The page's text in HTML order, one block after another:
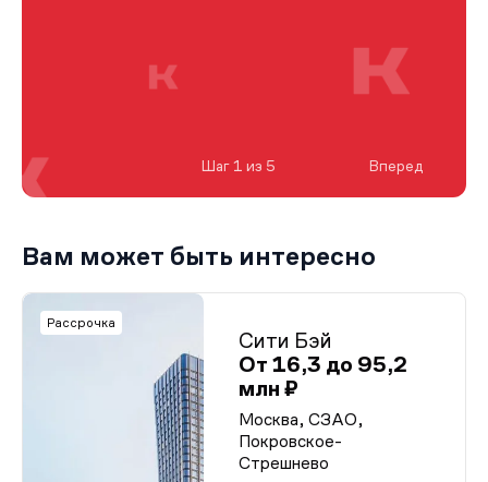
Шаг 1 из 5 Вперед
Вам может быть интересно
Рассрочка
Сити Бэй
От 16,3 до 95,2
млн ₽
Москва, СЗАО,
Покровское-
Стрешнево